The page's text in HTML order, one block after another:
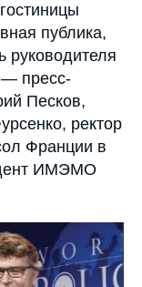
публика,
руководителя
пресс-
Песков,
ректор
Франции в
ИМЭМО